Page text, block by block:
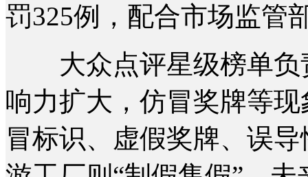
罚325例，配合市场监管
大众点评星级榜单负
响力扩大，仿冒奖牌等
冒标识、虚假奖牌、误